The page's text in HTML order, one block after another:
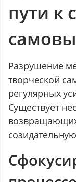
пути к
Разрушение
творческой
регулярных
Существует